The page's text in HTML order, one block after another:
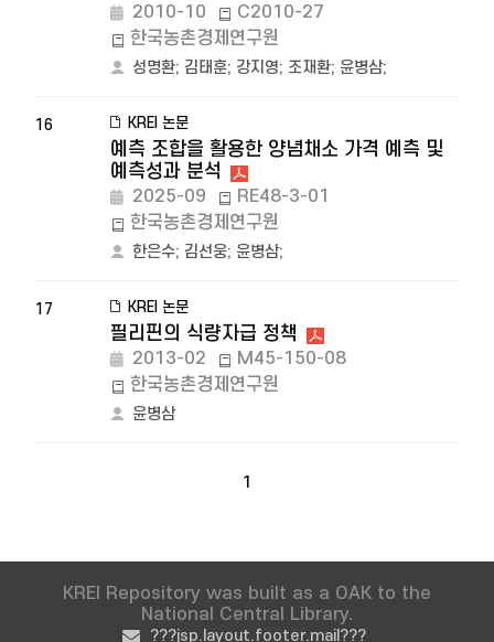
2010-10
C2010-27
한국농촌경제연구원
성명환; 김태훈; 강지영; 조재환; 윤병삼;
16 KREI 논문
예측 조합을 활용한 양념채소 가격 예측 및
예측성과 분석
2025-09
RE48-3-01
한국농촌경제연구원
한은수; 김선웅; 윤병삼;
17 KREI 논문
필리핀의 식량자급 정책
2013-02
M45-150-08
한국농촌경제연구원
윤병삼
1
KREI Repository was built as a OAK to the
National Central Library.
???jsp.layout.footer.mail???